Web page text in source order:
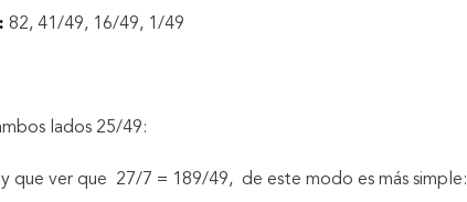
82, 41/49, 16/49, 1/49
lados 25/49:
que ver que 27/7 = 189/49, de este modo es más simple: